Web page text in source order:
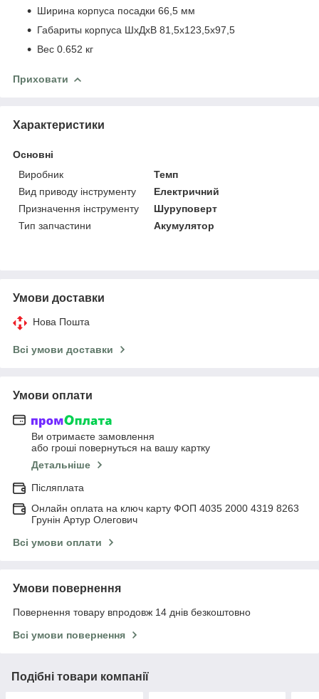
Ширина корпуса посадки 66,5 мм
Габариты корпуса ШхДхВ 81,5х123,5х97,5
Вес 0.652 кг
Приховати
Характеристики
Основні
Виробник
Темп
Вид приводу інструменту
Електричний
Призначення інструменту
Шуруповерт
Тип запчастини
Акумулятор
Умови доставки
Нова Пошта
Всі умови доставки
Умови оплати
Ви отримаєте замовлення
або гроші повернуться на вашу картку
Детальніше
Післяплата
Онлайн оплата на ключ карту ФОП 4035 2000 4319 8263
Грунін Артур Олегович
Всі умови оплати
Умови повернення
Повернення товару впродовж 14 днів безкоштовно
Всі умови повернення
Подібні товари компанії